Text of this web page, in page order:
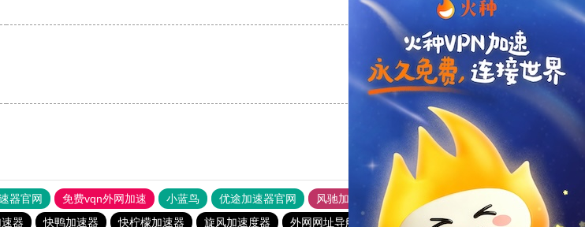
支持
支持 [0] 反对
器官网 免费vqn外网加速 小蓝鸟 优途加速器官网 风驰加速器
旋风加速器
器 快鸭加速器 快柠檬加速器 旋风加速度器 外网网址导航 软件中心 雷霆加速 狂飙加速器